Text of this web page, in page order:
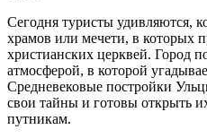
Сегодня туристы удивляются,
храмов или мечети, в которых
христианских церквей. Город
атмосферой, в которой
Средневековые постройки
свои тайны и готовы открыть
путникам.